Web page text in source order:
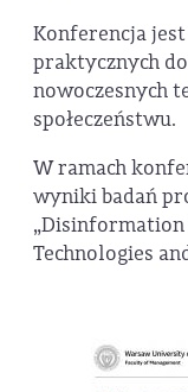
Konferencja
praktycznych
nowoczesnych
społeczeństwu.
W ramach
wyniki badań
Technologies